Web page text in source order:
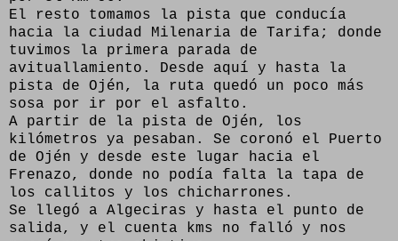
El resto tomamos la pista que conducía
hacia la ciudad Milenaria de Tarifa; donde
tuvimos la primera parada de
avituallamiento. Desde aquí y hasta la
pista de Ojén, la ruta quedó un poco más
sosa por ir por el asfalto.
A partir de la pista de Ojén, los
kilómetros ya pesaban. Se coronó el Puerto
de Ojén y desde este lugar hacia el
Frenazo, donde no podía falta la tapa de
los callitos y los chicharrones.
Se llegó a Algeciras y hasta el punto de
salida, y el cuenta kms no falló y nos